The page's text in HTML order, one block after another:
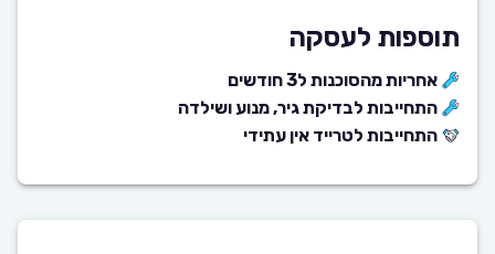
תוספות לעסקה
אחריות מהסוכנות ל3 חודשים
התחייבות לבדיקת גיר, מנוע ושילדה
התחייבות לטרייד אין עתידי